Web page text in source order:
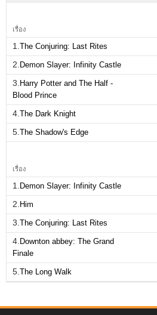
เรื่อง
1. The Conjuring: Last Rites
2. Demon Slayer: Infinity Castle
3. Harry Potter and The Half -
Blood Prince
4. The Dark Knight
5. The Shadow's Edge
เรื่อง
1. Demon Slayer: Infinity Castle
2. Him
3. The Conjuring: Last Rites
4. Downton abbey: The Grand
Finale
5. The Long Walk